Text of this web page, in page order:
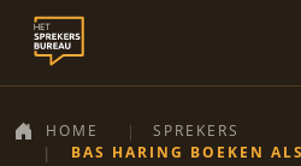
HOME
SPREKERS
BAS HARING BOEKEN